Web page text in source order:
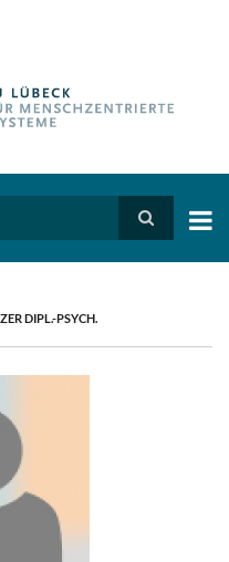
DIPL.-PSYCH.